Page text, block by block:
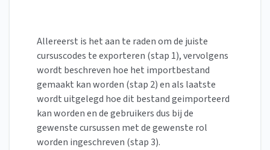
Allereerst is het aan te raden om de juiste
cursuscodes te exporteren (stap 1), vervolgens
wordt beschreven hoe het importbestand
gemaakt kan worden (stap 2) en als laatste
wordt uitgelegd hoe dit bestand geimporteerd
kan worden en de gebruikers dus bij de
gewenste cursussen met de gewenste rol
worden ingeschreven (stap 3).